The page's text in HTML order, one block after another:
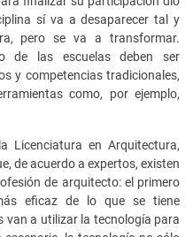
sí va a desaparecer tal y
pero se va a transformar.
de las escuelas deben ser
y competencias tradicionales,
como, por ejemplo,
Licenciatura en Arquitectura,
de acuerdo a expertos, existen
de arquitecto: el primero
eficaz de lo que se tiene
van a utilizar la tecnología para